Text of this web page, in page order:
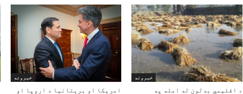
خبرونه
د اقلیمي بدلون له امله په
خبرونه
امریکا او برېتانیا د اروپا او